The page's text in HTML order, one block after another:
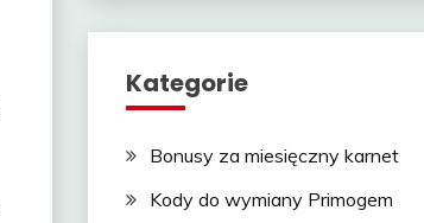
Kategorie
Bonusy za miesięczny karnet
Kody do wymiany Primogem